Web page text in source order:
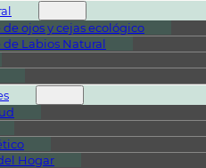
ojos y cejas ecológico
Labios Natural
Hogar